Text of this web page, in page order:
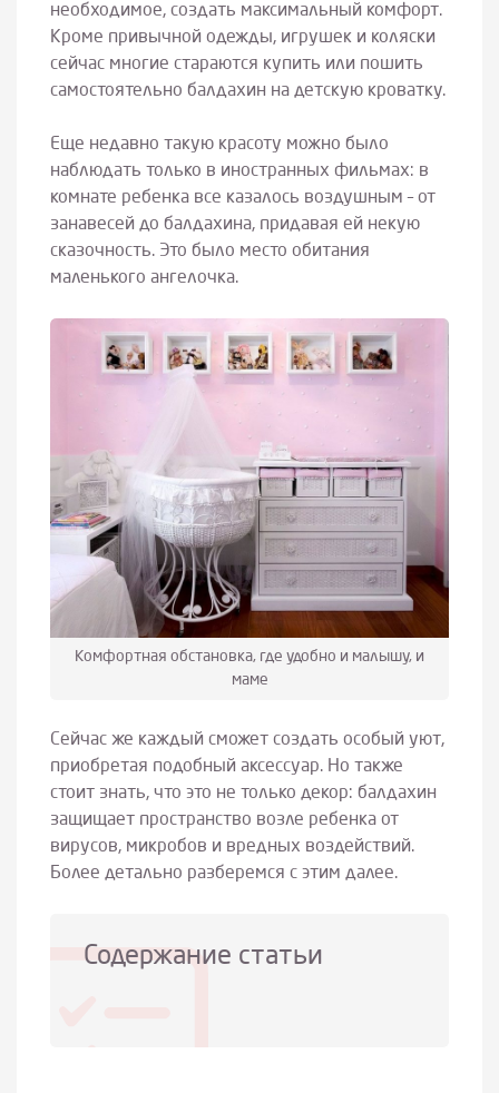
необходимое, создать максимальный комфорт.
Кроме привычной одежды, игрушек и коляски
сейчас многие стараются купить или пошить
самостоятельно балдахин на детскую кроватку.
Еще недавно такую красоту можно было
наблюдать только в иностранных фильмах: в
комнате ребенка все казалось воздушным – от
занавесей до балдахина, придавая ей некую
сказочность. Это было место обитания
маленького ангелочка.
Комфортная обстановка, где удобно и малышу, и
маме
Сейчас же каждый сможет создать особый уют,
приобретая подобный аксессуар. Но также
стоит знать, что это не только декор: балдахин
защищает пространство возле ребенка от
вирусов, микробов и вредных воздействий.
Более детально разберемся с этим далее.
Содержание статьи